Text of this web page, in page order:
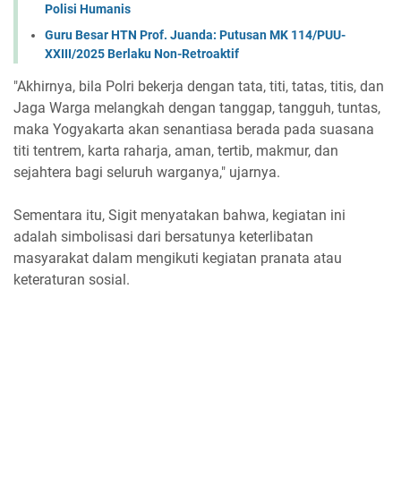
Polisi Humanis
Guru Besar HTN Prof. Juanda: Putusan MK 114/PUU-
XXIII/2025 Berlaku Non-Retroaktif
"Akhirnya, bila Polri bekerja dengan tata, titi, tatas, titis, dan
Jaga Warga melangkah dengan tanggap, tangguh, tuntas,
maka Yogyakarta akan senantiasa berada pada suasana
titi tentrem, karta raharja, aman, tertib, makmur, dan
sejahtera bagi seluruh warganya," ujarnya.
Sementara itu, Sigit menyatakan bahwa, kegiatan ini
adalah simbolisasi dari bersatunya keterlibatan
masyarakat dalam mengikuti kegiatan pranata atau
keteraturan sosial.